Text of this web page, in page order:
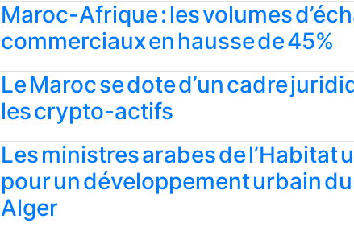
Maroc-Afrique : les volumes
commerciaux en hausse de 45%
Le Maroc se dote d’un cadre
les crypto-actifs
Les ministres arabes de l’Habitat
pour un développement urbain
Alger